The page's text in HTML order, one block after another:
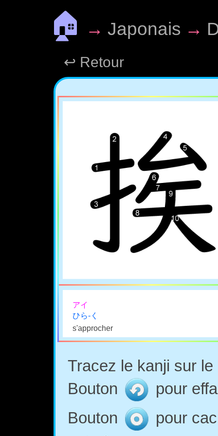
🏠 → Japonais →
↩ Retour
アイ
ひら-く
s'approcher
Tracez le kanji sur
Bouton
pour
Bouton
pour